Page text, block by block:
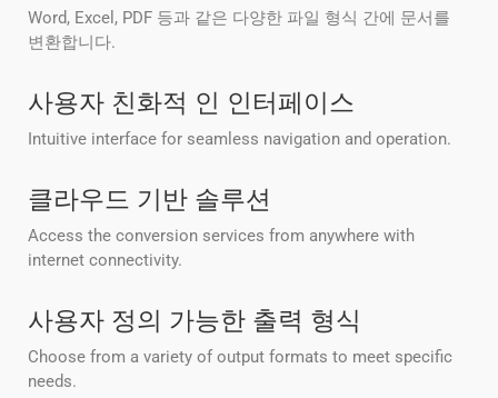
Word, Excel, PDF 등과 같은 다양한 파일 형식 간에 문서를
변환합니다.
사용자 친화적 인 인터페이스
Intuitive interface for seamless navigation and operation.
클라우드 기반 솔루션
Access the conversion services from anywhere with
internet connectivity.
사용자 정의 가능한 출력 형식
Choose from a variety of output formats to meet specific
needs.